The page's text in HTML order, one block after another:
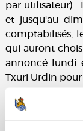
par utilisateur).
et jusqu'au
comptabilisés,
qui auront
annoncé lundi
Txuri Urdin